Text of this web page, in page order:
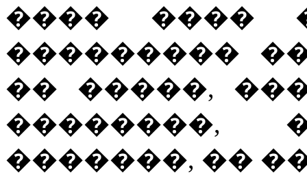
���� ����
���������
�� �����,
��������,
�������, ��